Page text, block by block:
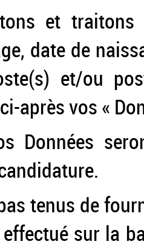
et
date de
et/ou
après vos «
Données
tenus de
effectué sur la